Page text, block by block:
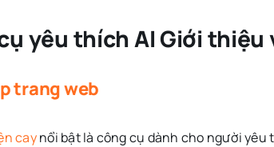
yêu thích AI Giới thiệu
trang web
caynổi bật là công cụ dành cho người yêu